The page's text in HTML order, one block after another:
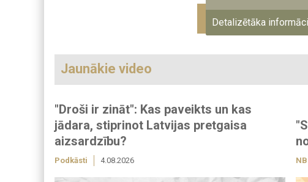
Dalies ar šo ziņu
Jaunākie video
"Droši ir zināt": Kas paveikts un kas
jādara, stiprinot Latvijas pretgaisa
aizsardzību?
Podkāsti 4.08.2026
Detalizētāka